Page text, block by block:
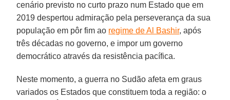
cenário previsto no curto prazo num Estado que em
2019 despertou admiração pela perseverança da sua
população em pôr fim ao regime de Al Bashir, após
três décadas no governo, e impor um governo
democrático através da resistência pacífica.
Neste momento, a guerra no Sudão afeta em graus
variados os Estados que constituem toda a região: o